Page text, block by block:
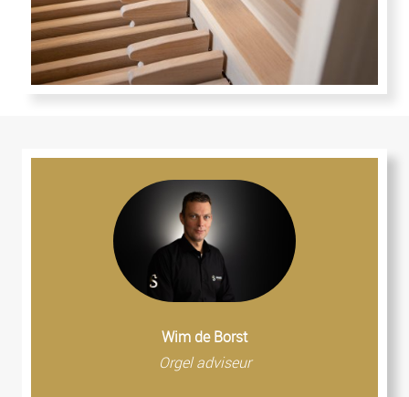
Wim de Borst
Orgel adviseur